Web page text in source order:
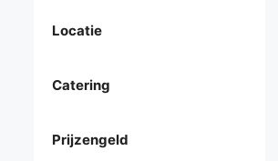
Locatie
Catering
Prijzengeld